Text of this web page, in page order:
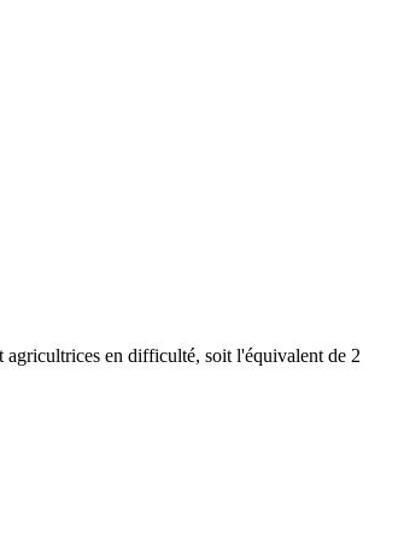
agricultrices en difficulté, soit l'équivalent de 2